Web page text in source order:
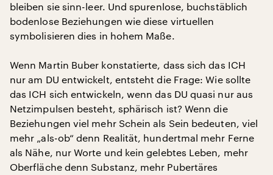
bleiben sie sinn-leer. Und spurenlose, buchstäblich
bodenlose Beziehungen wie diese virtuellen
symbolisieren dies in hohem Maße.
Wenn Martin Buber konstatierte, dass sich das ICH
nur am DU entwickelt, entsteht die Frage: Wie sollte
das ICH sich entwickeln, wenn das DU quasi nur aus
Netzimpulsen besteht, sphärisch ist? Wenn die
Beziehungen viel mehr Schein als Sein bedeuten, viel
mehr „als-ob“ denn Realität, hundertmal mehr Ferne
als Nähe, nur Worte und kein gelebtes Leben, mehr
Oberfläche denn Substanz, mehr Pubertäres